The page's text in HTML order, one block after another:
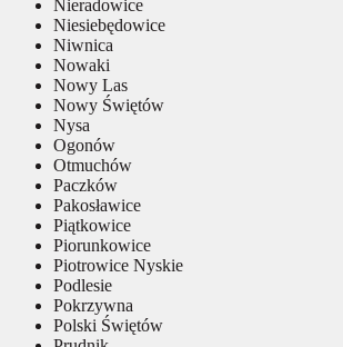
Nieradowice
Niesiebędowice
Niwnica
Nowaki
Nowy Las
Nowy Świętów
Nysa
Ogonów
Otmuchów
Paczków
Pakosławice
Piątkowice
Piorunkowice
Piotrowice Nyskie
Podlesie
Pokrzywna
Polski Świętów